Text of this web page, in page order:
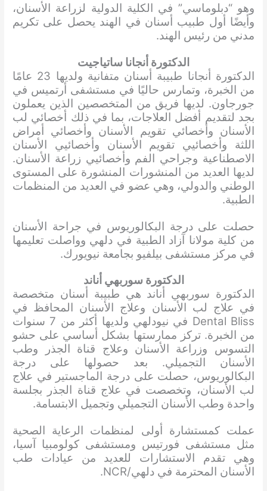
وهو “دبلوماسي” في الكلية الدولية لزراعة الأسنان،
وأيضًا أول طبيب أسنان في الهند يحصل على تكريم
مدني من رئيس الهند.
الدكتورة أنجانا ساتياجيت
الدكتورة أنجانا طبيبة أسنان متفانية ولديها 23 عامًا
من الخبرة، وتمارس حاليًا في مستشفى أرتميس في
جورجاون. لديها فريق من المتخصصين الذين يعملون
بجد لتقديم أفضل العلاجات، بما في ذلك أخصائي لب
الأسنان وأخصائي تقويم الأسنان وأخصائي أمراض
اللثة وأخصائيي تقويم الأسنان وأخصائيي الأسنان
الاصطناعية وجراحي الفم وأخصائيي زراعة الأسنان.
لديها العديد من المنشورات المنشورة على المستوى
الوطني والدولي، وهي عضو في العديد من المنظمات
الطبية.
حصلت على درجة البكالوريوس في جراحة الأسنان
من كلية مولانا آزاد الطبية في دلهي وواصلت تعليمها
في مركز مستشفى بيلفيو بجامعة نيويورك.
الدكتورة سوربهي أناند
الدكتورة سوربهي أناند هي طبيبة أسنان متخصصة
في علاج لب الأسنان وعلاج الأسنان المحافظ في
Dental Bliss في نيودلهي ولديها أكثر من 7 سنوات
من الخبرة. تركز ممارستها بشكل أساسي على حشو
التسوس وزراعة الأسنان وعلاج قناة الجذر وطب
الأسنان التجميلي. بعد حصولها على درجة
البكالوريوس، حصلت على درجة الماجستير في علاج
لب الأسنان، وتخصصت في علاج قناة الجذر بجلسة
واحدة وطب الأسنان التجميلي وتجميل الابتسامة.
عملت كمستشارة أولى لمنظمات الرعاية الصحية
مثل مستشفى فورتيس ومستشفى كولومبيا آسيا،
وهي تقدم الاستشارات للعديد من عيادات طب
الأسنان المحترمة في دلهي/NCR.